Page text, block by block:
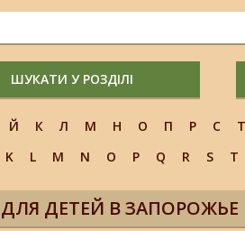
ШУКАТИ У РОЗДІЛІ
Й К Л М Н О П Р С Т
K L M N O P Q R S T
ДЕТЕЙ В ЗАПОРОЖЬЕ